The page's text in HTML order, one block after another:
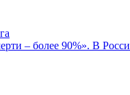
– более 90%». В